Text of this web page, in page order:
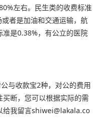
左右。民生类的收费标准
者是加油和交通运输，航
是0.38%，有公立的医院
与收款宝2种，对公的费用
断，您可以根据实际的需
给我留言shiwei@lakala.co